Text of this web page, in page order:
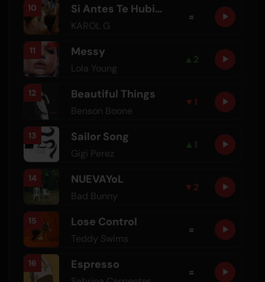
10 Si Antes Te Hubiera Conocido
KAROL G
=
11 Messy
Lola Young
▲ 2
12 Beautiful Things
Benson Boone
▼ 1
13 Sailor Song
Gigi Perez
▲ 1
14 NUEVAYoL
Bad Bunny
▼ 2
15 Lose Control
Teddy Swims
=
16 Espresso
=